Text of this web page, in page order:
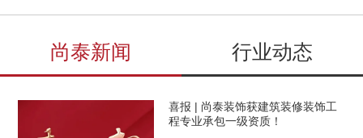
尚泰新闻 行业动态
喜报 | 尚泰装饰获建筑装修装饰工
程专业承包一级资质！